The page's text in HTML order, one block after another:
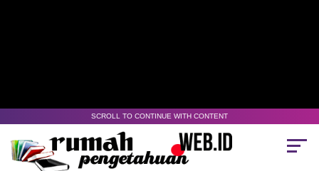
SCROLL TO CONTINUE WITH CONTENT